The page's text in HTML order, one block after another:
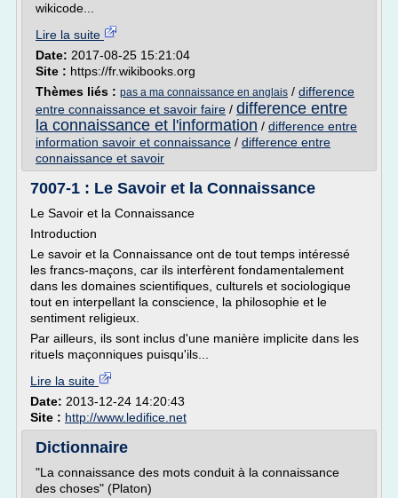
wikicode...
Lire la suite
Date: 2017-08-25 15:21:04
Site : https://fr.wikibooks.org
Thèmes liés : pas a ma connaissance en anglais / difference
entre connaissance et savoir faire / difference entre
la connaissance et l'information / difference entre
information savoir et connaissance / difference entre
connaissance et savoir
7007-1 : Le Savoir et la Connaissance
Le Savoir et la Connaissance
Introduction
Le savoir et la Connaissance ont de tout temps intéressé
les francs-maçons, car ils interfèrent fondamentalement
dans les domaines scientifiques, culturels et sociologique
tout en interpellant la conscience, la philosophie et le
sentiment religieux.
Par ailleurs, ils sont inclus d'une manière implicite dans les
rituels maçonniques puisqu'ils...
Lire la suite
Date: 2013-12-24 14:20:43
Site : http://www.ledifice.net
Dictionnaire
"La connaissance des mots conduit à la connaissance
des choses" (Platon)